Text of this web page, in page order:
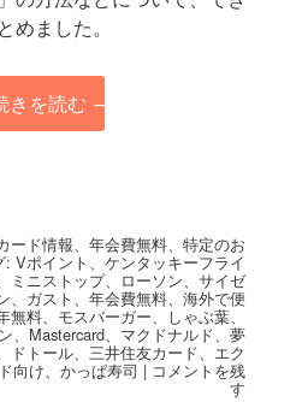
めました。
きを読む →
ード情報、年会費無料、特定のお
: Vポイント 、ケンタッキーフライ
ミニストップ、 ローソン、サイゼ
、 ガスト 、年会費無料、海外で便
無料、 モスバーガー、 しゃぶ葉、
、 Mastercard、 マクドナルド、夢
ドトール、三井住友カード、 エク
向け、かっぱ寿司 | コメントを残
す